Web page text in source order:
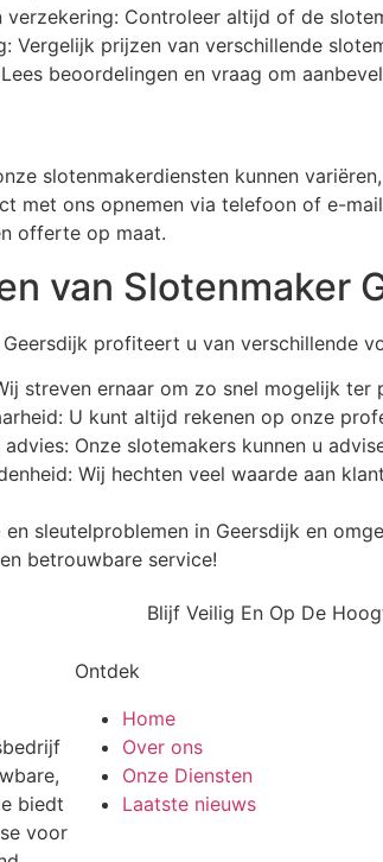
verzekering: Controleer altijd of de
Vergelijk prijzen van verschillende
beoordelingen en vraag om
slotenmakerdiensten kunnen
met ons opnemen via telefoon of e-
offerte op maat.
van Slotenmaker
profiteert u van verschillende
streven ernaar om zo snel mogelijk
U kunt altijd rekenen op onze
advies: Onze slotemakers kunnen u
Wij hechten veel waarde aan
sleutelproblemen in Geersdijk en
betrouwbare service!
Blijf Veilig En Op De
biedt
voor
Ontdek
Home
Over ons
Onze Diensten
Laatste nieuws